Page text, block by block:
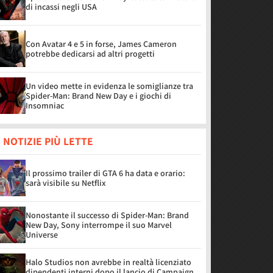
di incassi negli USA
Con Avatar 4 e 5 in forse, James Cameron
potrebbe dedicarsi ad altri progetti
Un video mette in evidenza le somiglianze tra
Spider-Man: Brand New Day e i giochi di
Insomniac
NOTIZIE PIÙ LETTE
Il prossimo trailer di GTA 6 ha data e orario:
sarà visibile su Netflix
Nonostante il successo di Spider-Man: Brand
New Day, Sony interrompe il suo Marvel
Universe
Halo Studios non avrebbe in realtà licenziato